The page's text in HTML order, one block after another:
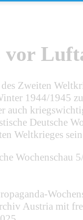
vor
Zweiten
1944/1945
auch
Deutsche
Weltkrieges
Wochenschau
Austria mit